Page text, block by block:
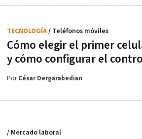
Cómo elegir el primer
y cómo configurar el
TECNOLOGÍA/ Teléfonos móviles
PorCésar Dergarabedian
/ Mercado laboral